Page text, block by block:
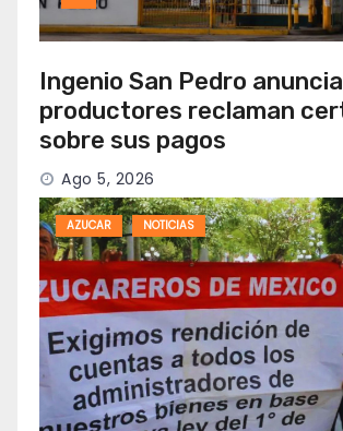
Ingenio San Pedro
productores reclaman
sobre sus pagos
Ago 5, 2026
AZUCAR NOTICIAS